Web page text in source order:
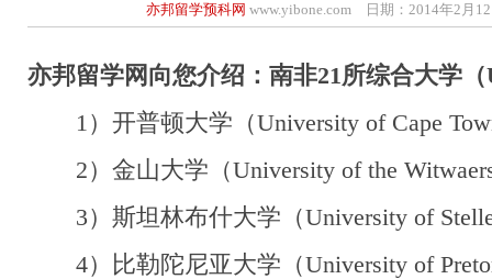
亦邦留学预科网 www.yibone.com 日期：2014年2月
亦邦留学网向您介绍：南非21所综合大学
1）开普顿大学（University of Cape
2）金山大学（University of the
3）斯坦林布什大学（University of
4）比勒陀尼亚大学（University of